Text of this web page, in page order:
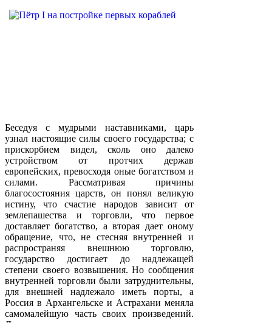
Беседуя с мудрыми наставниками, царь
узнал настоящие силы своего государства; с
прискорбием видел, сколь оно далеко
устройством от протчих держав
европейских, превосходя оные богатством и
силами. Рассматривая причины
благосостояния царств, он понял великую
истину, что счастие народов зависит от
землепашества и торговли, что первое
доставляет богатство, а вторая дает оному
обращение, что, не стесняя внутренней и
распространяя внешнюю торговлю,
государство достигает до надлежащей
степени своего возвышения. Но сообщения
внутренней торговли были затруднительны,
для внешней надлежало иметь порты, а
Россия в Архангельске и Астрахани меняла
самомалейшую часть своих произведений.